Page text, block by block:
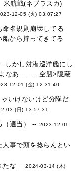
米航戦(ネブラスカ)
12-05 (火) 03:07:27
命名規則崩壊してる
から持ってきてる
しかし対潜巡洋艦にし
よなあ………空襲>隠蔽
12-01 (金) 12:31:40
いけないけど分隊だ
03 (日) 13:57:31
（適当） -- 2023-12-01
事で頭を捻らんとい
たな --2024-03-14 (木)